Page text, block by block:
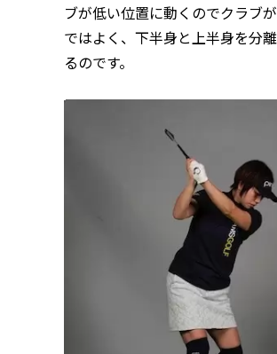
ブが低い位置に動くのでクラブ
ではよく、下半身と上半身を分
るのです。